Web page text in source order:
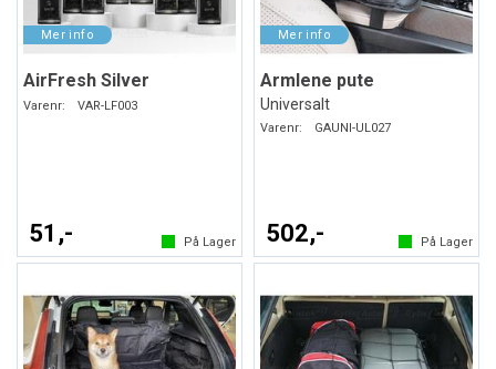
AirFresh Silver
Varenr: VAR-LF003
51,- På Lager
Armlene pute
Universalt
Varenr: GAUNI-UL027
502,- På Lager